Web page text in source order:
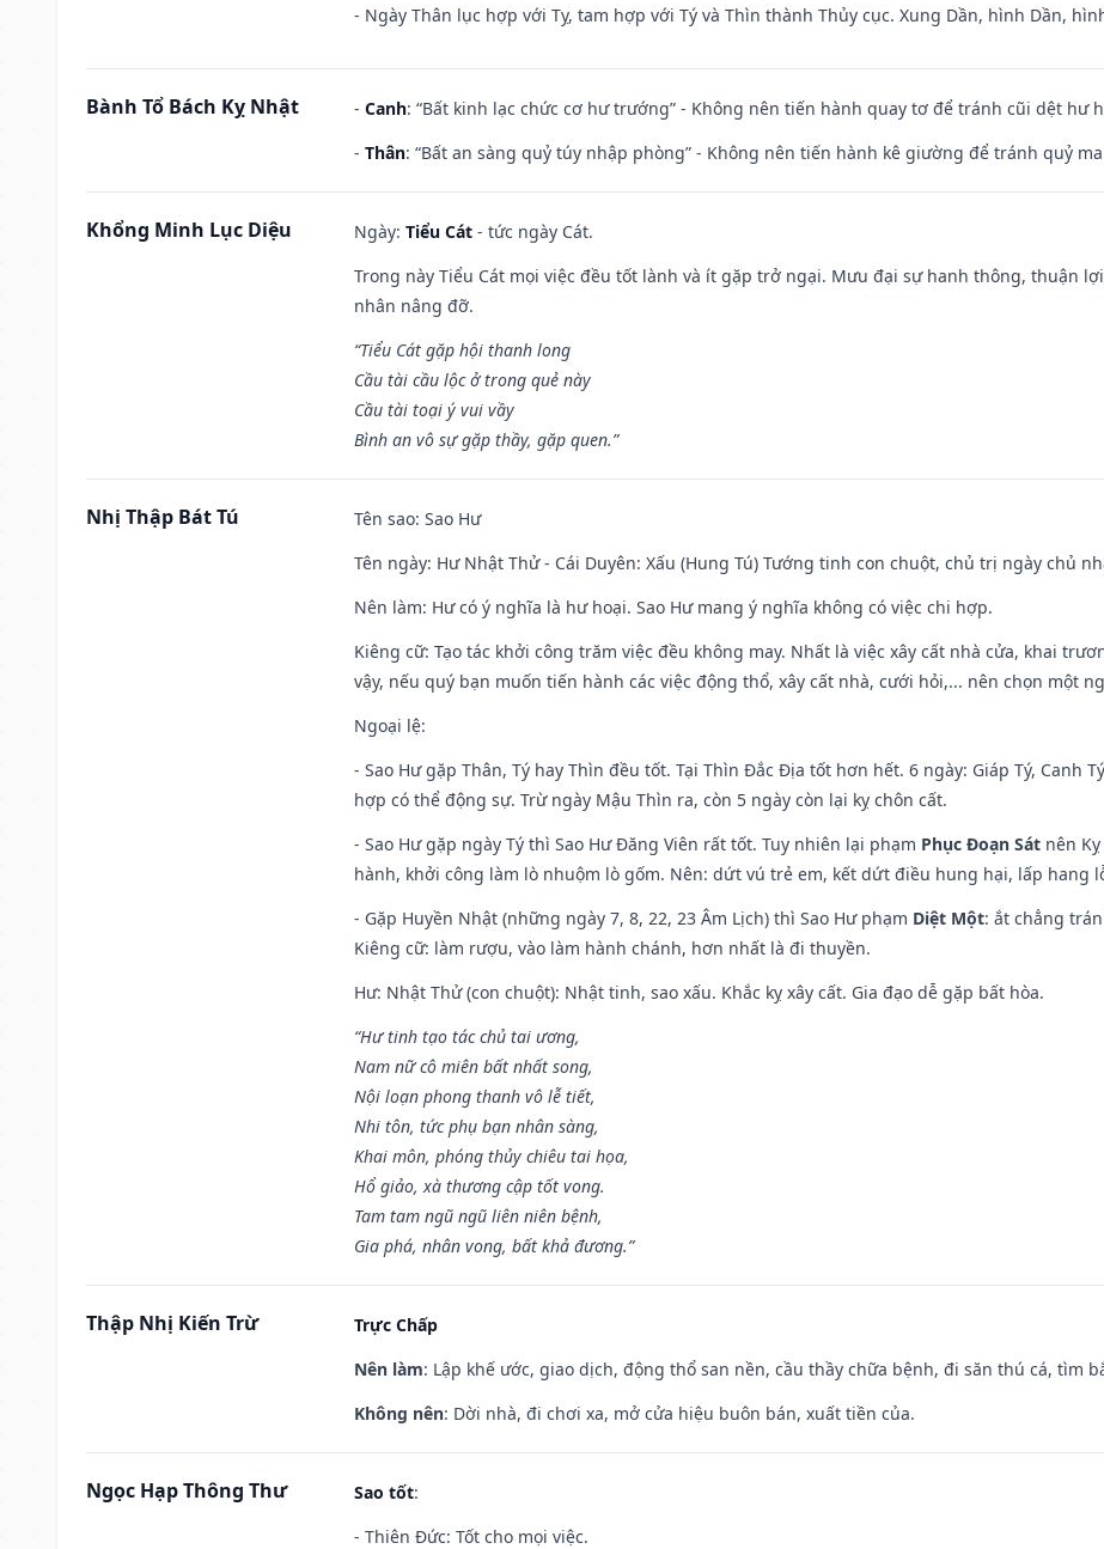
- Ngày Thân lục hợp với Tỵ, tam hợp với Tý và Thìn thành Thủy cục. Xung Dần, hình Dần,
Bành Tổ Bách Kỵ Nhật - Canh: “Bất kinh lạc chức cơ hư trướng” - Không nên tiến hành quay tơ để tránh cũi dệt hư
- Thân: “Bất an sàng quỷ túy nhập phòng” - Không nên tiến hành kê giường để tránh quỷ
Khổng Minh Lục Diệu Ngày: Tiểu Cát - tức ngày Cát.
Trong này Tiểu Cát mọi việc đều tốt lành và ít gặp trở ngại. Mưu đại sự hanh thông, thuận
nhân nâng đỡ.
“Tiểu Cát gặp hội thanh long
Cầu tài cầu lộc ở trong quẻ này
Cầu tài toại ý vui vầy
Bình an vô sự gặp thầy, gặp quen.”
Nhị Thập Bát Tú Tên sao: Sao Hư
Tên ngày: Hư Nhật Thử - Cái Duyên: Xấu (Hung Tú) Tướng tinh con chuột, chủ trị ngày chủ
Nên làm: Hư có ý nghĩa là hư hoại. Sao Hư mang ý nghĩa không có việc chi hợp.
Kiêng cữ: Tạo tác khởi công trăm việc đều không may. Nhất là việc xây cất nhà cửa, khai
vậy, nếu quý bạn muốn tiến hành các việc động thổ, xây cất nhà, cưới hỏi,... nên chọn một
Ngoại lệ:
- Sao Hư gặp Thân, Tý hay Thìn đều tốt. Tại Thìn Đắc Địa tốt hơn hết. 6 ngày: Giáp Tý, Canh
hợp có thể động sự. Trừ ngày Mậu Thìn ra, còn 5 ngày còn lại kỵ chôn cất.
- Sao Hư gặp ngày Tý thì Sao Hư Đăng Viên rất tốt. Tuy nhiên lại phạm Phục Đoạn Sát nên
hành, khởi công làm lò nhuộm lò gốm. Nên: dứt vú trẻ em, kết dứt điều hung hại, lấp hang
- Gặp Huyền Nhật (những ngày 7, 8, 22, 23 Âm Lịch) thì Sao Hư phạm Diệt Một: ắt chẳng
Kiêng cữ: làm rượu, vào làm hành chánh, hơn nhất là đi thuyền.
Hư: Nhật Thử (con chuột): Nhật tinh, sao xấu. Khắc kỵ xây cất. Gia đạo dễ gặp bất hòa.
“Hư tinh tạo tác chủ tai ương,
Nam nữ cô miên bất nhất song,
Nội loạn phong thanh vô lễ tiết,
Nhi tôn, tức phụ bạn nhân sàng,
Khai môn, phóng thủy chiêu tai họa,
Hổ giảo, xà thương cập tốt vong.
Tam tam ngũ ngũ liên niên bệnh,
Gia phá, nhân vong, bất khả đương.”
Thập Nhị Kiến Trừ
Trực Chấp
Nên làm: Lập khế ước, giao dịch, động thổ san nền, cầu thầy chữa bệnh, đi săn thú cá, tìm
Không nên: Dời nhà, đi chơi xa, mở cửa hiệu buôn bán, xuất tiền của.
Ngọc Hạp Thông Thư Sao tốt:
- Thiên Đức: Tốt cho mọi việc.